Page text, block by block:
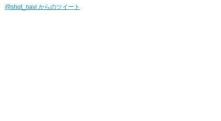
@shot_navi からのツイート